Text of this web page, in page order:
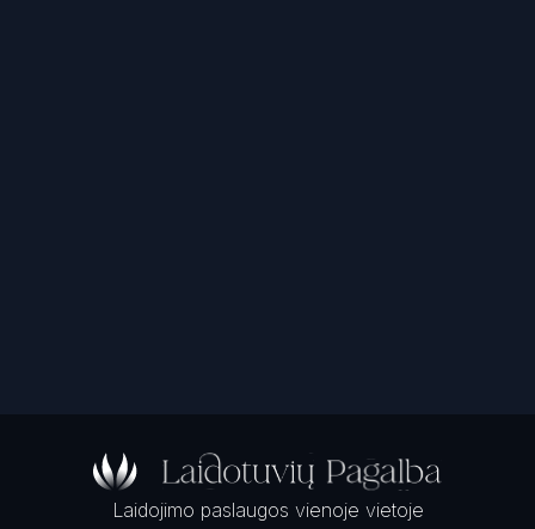
Laidojimo paslaugos vienoje vietoje